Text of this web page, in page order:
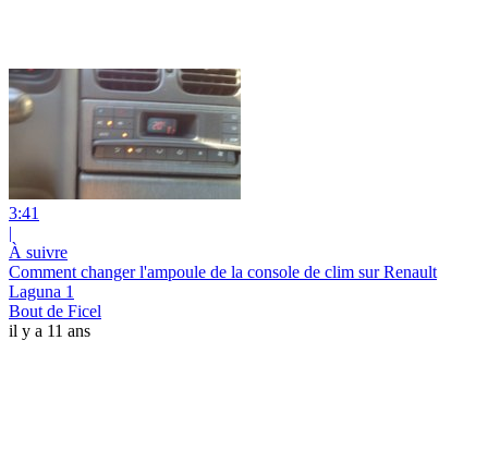
3:41
|
À suivre
Comment changer l'ampoule de la console de clim sur Renault
Laguna 1
Bout de Ficel
il y a 11 ans